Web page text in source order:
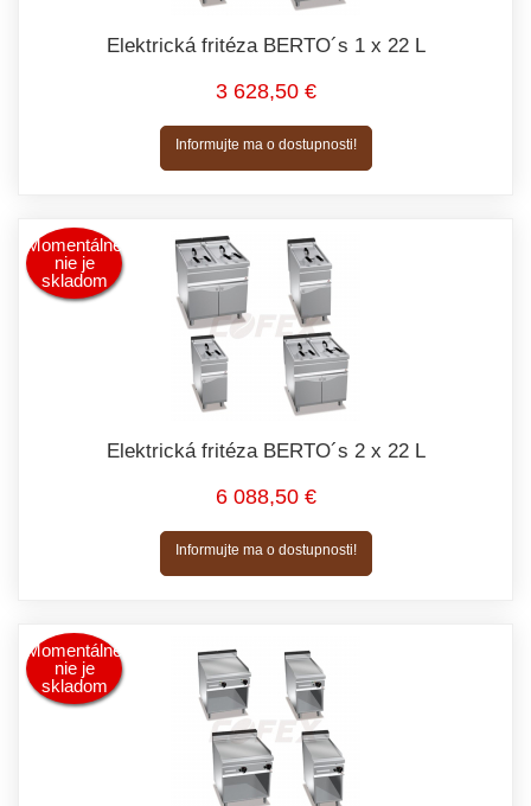
Elektrická fritéza BERTO´s 1 x 22 L
3 628,50 €
Informujte ma o dostupnosti!
Momentálne
nie je
skladom
Elektrická fritéza BERTO´s 2 x 22 L
6 088,50 €
Informujte ma o dostupnosti!
Momentálne
nie je
skladom